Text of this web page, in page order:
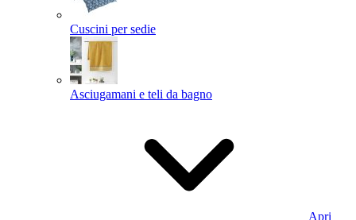
Cuscini per sedie
Asciugamani e teli da bagno
Apri